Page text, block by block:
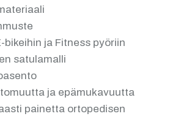
bikeihin ja Fitness pyöriin
satulamalli
ja epämukavuutta
painetta ortopedisen